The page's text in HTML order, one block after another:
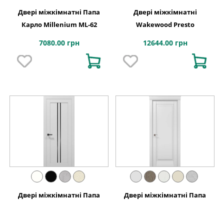
Двері міжкімнатні Папа
Карло Millenium ML-62
7080.00 грн
Двері міжкімнатні
Wakewood Presto
12644.00 грн
Двері міжкімнатні Папа
Двері міжкімнатні Папа